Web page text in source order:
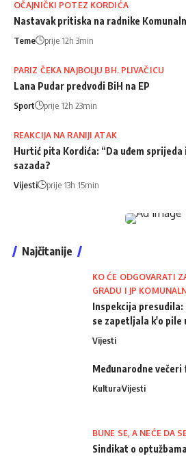
OČAJNIČKI POTEZ KORDIĆA
Nastavak pritiska na radnike
Teme prije 12h 3min
PARIZ ČEKA NAJBOLJU BH. PLIVAČICU
Lana Pudar predvodi BiH na EP
Sport prije 12h 23min
REAKCIJA NA RANIJI ATAK
Hurtić pita Kordića: “Da uđem sprijeda
sazada?
Vijesti prije 13h 15min
Najčitanije
KO ĆE ODGOVARATI
GRADU I JP
Inspekcija presudila:
se zapetljala k'o pile
Vijesti
Međunarodne
KulturaVijesti
BUNE SE, A NEĆE DA
Sindikat o